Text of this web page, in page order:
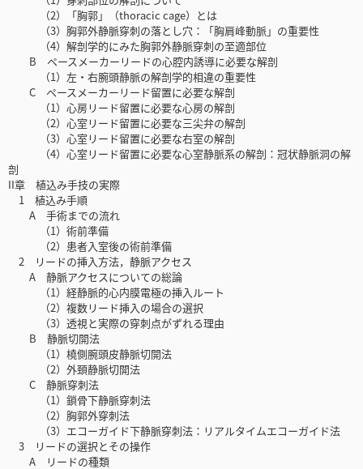
（2）「胸郭」（thoracic cage）とは
（3）胸郭外静脈穿刺の落とし穴：「胸肩峰動脈」の重要性
（4）解剖学的にみた胸郭外静脈穿刺の至適部位
B ペースメーカーリードの心腔内誘導に必要な解剖
（1）左・右腕頭静脈の解剖学的相違の重要性
C ペースメーカーリード留置に必要な解剖
（1）心房リード留置に必要な心房の解剖
（2）心室リード留置に必要な三尖弁の解剖
（3）心室リード留置に必要な右室の解剖
（4）心室リード留置に必要な心室静脈系の解剖：冠状静脈洞の解
剖
II章 植込み手技の実際
1 植込み手順
A 手術までの流れ
（1）術前準備
（2）患者入室後の術前準備
2 リードの挿入方法，静脈アクセス
A 静脈アクセスについての総論
（1）経静脈的心内膜電極の挿入ルート
（2）複数リード挿入の場合の選択
（3）透視と実際の穿刺点がずれる理由
B 静脈切開法
（1）橈側腕頭皮静脈切開法
（2）外頚静脈切開法
C 静脈穿刺法
（1）鎖骨下静脈穿刺法
（2）胸郭外穿刺法
（3）エコーガイド下静脈穿刺法：リアルタイムエコーガイド法
3 リードの選択とその操作
A リードの種類